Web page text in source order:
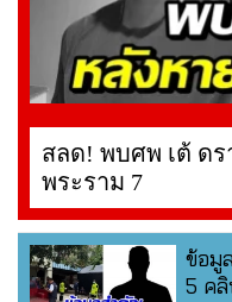
สลด! พบศพ เต้ ด
พระราม 7
ข้อมู
5 ค